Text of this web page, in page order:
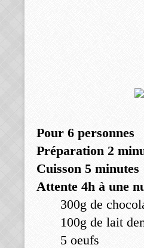
Pour 6 personnes
Préparation 2
Cuisson 5 minutes
Attente 4h à une
300g de
100g de lait
5 oeufs